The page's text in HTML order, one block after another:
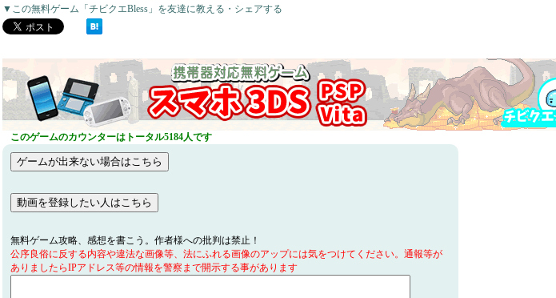
▼この無料ゲーム「チビクエBless」を友達に教える・シェアする
このゲームのカウンターはトータル5184人です
無料ゲーム攻略、感想を書こう。作者様への批判は禁止！
公序良俗に反する内容や違法な画像等、法にふれる画像のアップには気をつけてください。通報等が
ありましたらIPアドレス等の情報を警察まで開示する事があります